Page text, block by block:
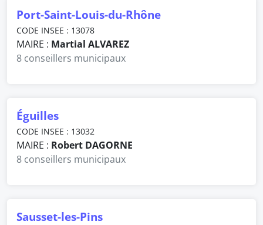
Port-Saint-Louis-du-Rhône
CODE INSEE : 13078
MAIRE : Martial ALVAREZ
8 conseillers municipaux
Éguilles
CODE INSEE : 13032
MAIRE : Robert DAGORNE
8 conseillers municipaux
Sausset-les-Pins